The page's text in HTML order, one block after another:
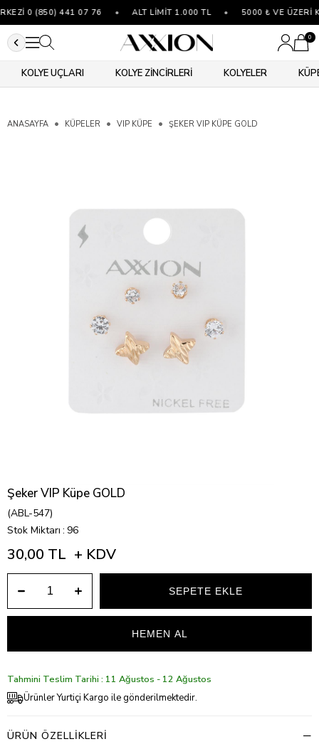
0 (850) 441 07 76 ALT LİMİT 1.000 TL 5000 ₺ VE ÜZERİ
0
KOLYE UÇLARI KOLYE ZİNCİRLERİ KOLYELER
ANASAYFA KÜPELER VIP KÜPE ŞEKER VIP KÜPE GOLD
Şeker VIP Küpe GOLD
(ABL-547)
Stok Miktarı : 96
30,00 TL + KDV
Tahmini Teslim Tarihi : 11 Ağustos - 12 Ağustos
Ürünler Yurtiçi Kargo ile gönderilmektedir.
ÜRÜN ÖZELLIKLERI